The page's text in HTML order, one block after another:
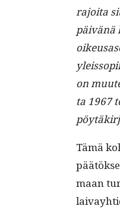
rajoi­ta
päivänä
on
ta 1967
Tämä
maan